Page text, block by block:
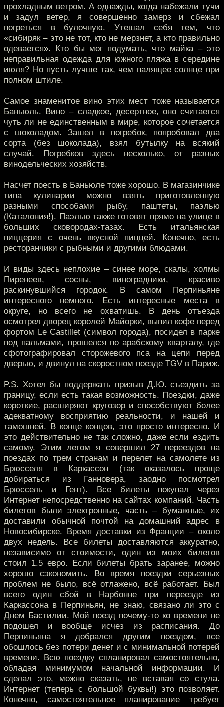
прохладным ветром. А однажды, когда набежали тучи
и задул ветер, я совершенно замерз и сбежал
погреться в булочную. Утешал себя тем, что
«сибиряк – это не тот, кто не мерзнет, а кто правильно
одевается». Кто бы мог подумать, что майка – это
неправильная одежда для южного пляжа в середине
июля? Но пусть лучше так, чем палящее солнце при
полном штиле.
Самое знаменитое вино этих мест тоже называется
Баньюль. Вино – сладкое, десертное, оно считается
чуть ли не единственным в мире, которое сочетается
с шоколадом. Зашел в погребок, попробовал два
сорта (без шоколада), взял бутылку на всякий
случай. Погребков здесь несколько, от разных
винодельческих хозяйств.
Насчет поесть в Баньюле тоже хорошо. В магазинчике
типа кулинарии можно взять приготовленную
разными способами рыбу, паштеты, паэлью
(Каталония!). Паэлью также готовят прямо на улице в
больших сковородах-тазах. Есть итальянская
пиццерия с очень вкусной пиццей. Конечно, есть
ресторанчики с рыбными и другими блюдами.
И виды здесь неплохие – синее море, скалы, холмы
Пиренеев, сосны, виноградники, красиво
раскинувшийся городок. В самом Перпиньяне
интересного немного. Есть интересные места в
округе, но всего не охватишь. В день отъезда
осмотрел дворец королей Майорки, выпил кофе перед
фортом Le Castillet (символ города), посидел в парке
под пальмами, прошелся по арабскому кварталу, где
сфотографировал сторожевого пса на цепи перед
дверью, и двинул на скоростном поезде TGV в Париж.
P.S. Хотел бы поддержать призыв Д.Ю. съездить за
границу, если есть такая возможность. Поездки, даже
короткие, расширяют кругозор и способствуют более
адекватному восприятию реальности, и нашей и
тамошней. В конце концов, это просто интересно. И
это действительно не так сложно, даже если ездить
самому. Этим летом я совершил 27 переездов на
поездах по трем странам и перелет на самолете из
Брюсселя в Каркассон (так оказалось проще
добираться из Ганновера, заодно посмотрел
Брюссель и Гент). Все билеты покупал через
Интернет непосредственно на сайтах компаний. Часть
билетов были электронные, часть – бумажные, их
доставили обычной почтой на домашний адрес в
Новосибирске. Время доставки из Франции – около
двух недель. Все билеты доставляются аккуратно,
независимо от стоимости, один из моих билетов
стоил 1.5 евро. Если билеты брать заранее, можно
хорошо сэкономить. Во время поездки серьезных
проблем не было, всё отлажено, всё работает. Был
всего один сбой в Нарбонне при переезде из
Каркассона в Перпиньян, не знаю, связано ли это с
Днем Бастилии. Мой поезд почему-то ко времени не
подошел и вообще исчез из расписания. До
Перпиньяна я добрался другим поездом, все
обошлось без потери денег и с минимальной потерей
времени. Всю поездку спланировал самостоятельно,
обладая минимумом начальной информации. И
сделал это, можно сказать, не вставая со стула.
Интернет (теперь с большой буквы!) это позволяет.
Конечно, самостоятельное планирование требует